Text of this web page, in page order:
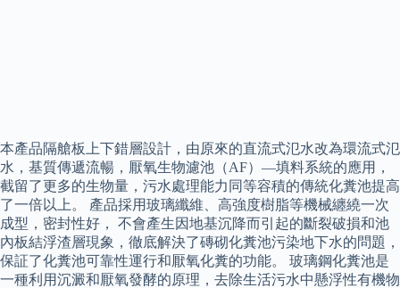
本產品隔艙板上下錯層設計，由原來的直流式氾水改為環流式氾
水，基質傳遞流暢，厭氧生物濾池（AF）—填料系統的應用，
截留了更多的生物量，污水處理能力同等容積的傳統化糞池提高
了一倍以上。 產品採用玻璃纖維、高強度樹脂等機械纏繞一次
成型，密封性好， 不會產生因地基沉降而引起的斷裂破損和池
內板結浮渣層現象，徹底解決了磚砌化糞池污染地下水的問題，
保証了化糞池可靠性運行和厭氧化糞的功能。 玻璃鋼化糞池是
一種利用沉澱和厭氧發酵的原理，去除生活污水中懸浮性有機物